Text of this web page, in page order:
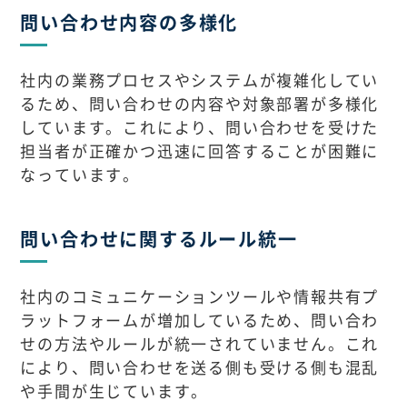
問い合わせ内容の多様化
社内の業務プロセスやシステムが複雑化してい
るため、問い合わせの内容や対象部署が多様化
しています。これにより、問い合わせを受けた
担当者が正確かつ迅速に回答することが困難に
なっています。
問い合わせに関するルール統一
社内のコミュニケーションツールや情報共有プ
ラットフォームが増加しているため、問い合わ
せの方法やルールが統一されていません。これ
により、問い合わせを送る側も受ける側も混乱
や手間が生じています。